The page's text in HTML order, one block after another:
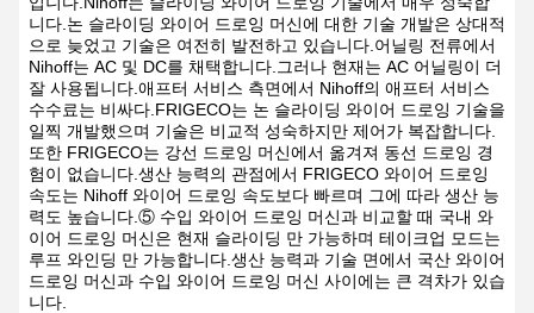
니다.논 슬라이딩 와이어 드로잉 머신에 대한 기술 개발은 상대적
으로 늦었고 기술은 여전히 ​​발전하고 있습니다.어닐링 전류에서
Nihoff는 AC 및 DC를 채택합니다.그러나 현재는 AC 어닐링이 더
잘 사용됩니다.애프터 서비스 측면에서 Nihoff의 애프터 서비스
수수료는 비싸다.FRIGECO는 논 슬라이딩 와이어 드로잉 기술을
일찍 개발했으며 기술은 비교적 성숙하지만 제어가 복잡합니다.
또한 FRIGECO는 강선 드로잉 머신에서 옮겨져 동선 드로잉 경
험이 없습니다.생산 능력의 관점에서 FRIGECO 와이어 드로잉
속도는 Nihoff 와이어 드로잉 속도보다 빠르며 그에 따라 생산 능
력도 높습니다.⑤ 수입 와이어 드로잉 머신과 비교할 때 국내 와
이어 드로잉 머신은 현재 슬라이딩 만 가능하며 테이크업 모드는
루프 와인딩 만 가능합니다.생산 능력과 기술 면에서 국산 와이어
드로잉 머신과 수입 와이어 드로잉 머신 사이에는 큰 격차가 있습
니다.